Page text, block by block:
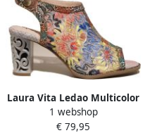
Laura Vita Ledao Multicolor
1 webshop
€ 79,95